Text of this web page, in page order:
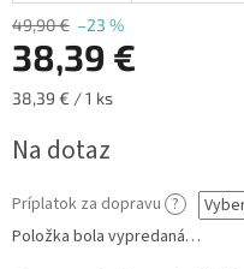
49,90 € –23 %
38,39 €
Jednotková
38,39 € / 1 ks
Na dotaz
Príplatok za dopravu ?
Položka bola vypredaná…